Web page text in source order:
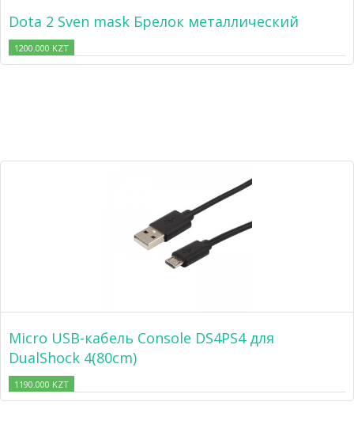
Dota 2 Sven mask Брелок металлический
1200.000 KZT
Micro USB-кабель Console DS4PS4 для
DualShock 4(80cm)
1190.000 KZT